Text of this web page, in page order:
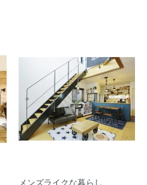
メンズライクな暮らし